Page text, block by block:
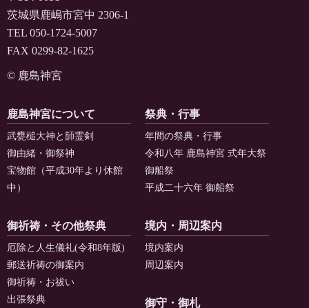
茨城県鹿嶋市宮中 2306-1
TEL 050-1724-5007
FAX 0299-82-1625
© 鹿島神宮
鹿島神宮について
武甕槌大神と韴霊剣
御由緒・御祭神
宝物館（平成30年より休館
中）
祭典・行事
年間の祭典・行事
令和八年 鹿島神宮 式年大祭
御船祭
平成二十六年 御船祭
御祈祷・その他祭典
厄除と人生儀礼(令和8年版)
郵送祈祷の御案内
御祈祷・お祓い
出張祭典
境内・周辺案内
境内案内
周辺案内
御守・御札